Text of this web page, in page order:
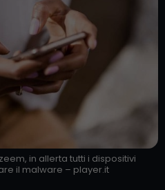
in allerta tutti i dispositivi
il malware – player.it